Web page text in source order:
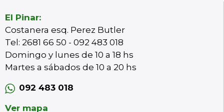
El Pinar:
Costanera esq. Perez Butler
Tel: 2681 66 50 - 092 483 018
Domingo y lunes de 10 a 18 hs
Martes a sábados de 10 a 20 hs
092 483 018
Ver mapa